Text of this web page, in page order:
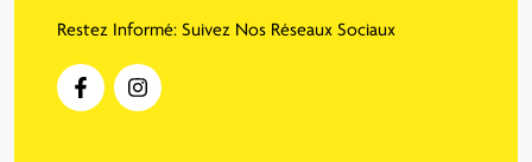
Restez Informé: Suivez Nos Réseaux Sociaux